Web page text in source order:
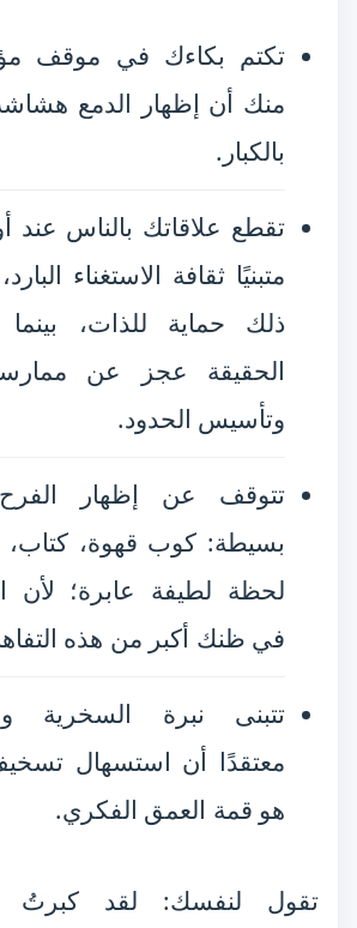
تكتم بكاءك في موقف
منك أن إظهار الدمع
بالكبار.
تقطع علاقاتك بالناس عند
متبنيًا ثقافة الاستغناء
ذلك حماية للذات،
الحقيقة عجز عن
وتأسيس الحدود.
تتوقف عن إظهار الفرح
بسيطة: كوب قهوة، كتاب،
لحظة لطيفة عابرة؛ لأن
في ظنك أكبر من هذه
تتبنى نبرة السخرية
معتقدًا أن استسهال
هو قمة العمق الفكري.
تقول لنفسك: لقد